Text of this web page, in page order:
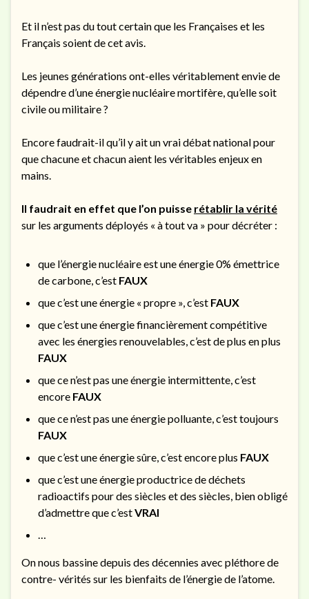
Et il n’est pas du tout certain que les Françaises et les
Français soient de cet avis.
Les jeunes générations ont-elles véritablement envie de
dépendre d’une énergie nucléaire mortifère, qu’elle soit
civile ou militaire ?
Encore faudrait-il qu’il y ait un vrai débat national pour
que chacune et chacun aient les véritables enjeux en
mains.
Il faudrait en effet que l’on puisse rétablir la vérité
sur les arguments déployés « à tout va » pour décréter :
que l’énergie nucléaire est une énergie 0% émettrice
de carbone, c’est FAUX
que c’est une énergie « propre », c’est FAUX
que c’est une énergie financièrement compétitive
avec les énergies renouvelables, c’est de plus en plus
FAUX
que ce n’est pas une énergie intermittente, c’est
encore FAUX
que ce n’est pas une énergie polluante, c’est toujours
FAUX
que c’est une énergie sûre, c’est encore plus FAUX
que c’est une énergie productrice de déchets
radioactifs pour des siècles et des siècles, bien obligé
d’admettre que c’estVRAI
…
On nous bassine depuis des décennies avec pléthore de
contre- vérités sur les bienfaits de l’énergie de l’atome.